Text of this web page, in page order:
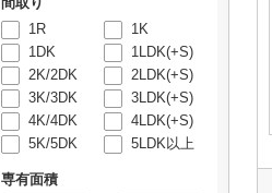
1R
1K
1DK
1LDK(+S)
2K/2DK
2LDK(+S)
3K/3DK
3LDK(+S)
4K/4DK
4LDK(+S)
5K/5DK
5LDK以上
専有面積